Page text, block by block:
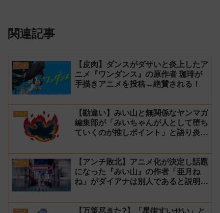
関連記事
アニメ
【皮肉】ダンスがダサいと炎上したア
ニメ『ワンダンス』の原作者 珈琲が
手描きアニメを投稿→絶賛される！
アニメ
【勘違い】みい山と無関係なヤンマガ
編集部が「みいちゃんが人として堕ち
ていくのが推しポイント」と語り炎上
ス】
アニメ
【アンチ敗北】アニメ化が決定し話題
になった『みい山』の作者「亜月ね
ね」がダイアナは別人であると説明し
アニメ 【万策尽きた?】「星街すいせい」と